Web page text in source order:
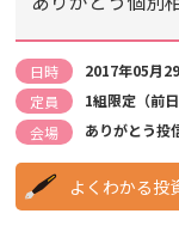
日時 2017年05月29
定員
1組限定（前
会場
ありがとう
よくわかる投